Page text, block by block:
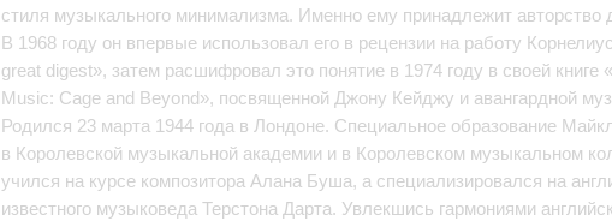
стиля музыкального минимализма. Именно ему принадлежит авторство
В 1968 году он впервые использовал его в рецензии на работу
great digest», затем расшифровал это понятие в 1974 году в своей книге
Music: Cage and Beyond», посвященной Джону Кейджу и авангардной
Родился 23 марта 1944 года в Лондоне. Специальное образование
в Королевской музыкальной академии и в Королевском музыкальном
учился на курсе композитора Алана Буша, а специализировался на
известного музыковеда Терстона Дарта. Увлекшись гармониями